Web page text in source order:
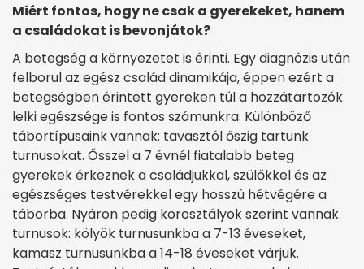
Miért fontos, hogy ne csak a gyerekeket, hanem
a családokat is bevonjátok?
A betegség a környezetet is érinti. Egy diagnózis után
felborul az egész család dinamikája, éppen ezért a
betegségben érintett gyereken túl a hozzátartozók
lelki egészsége is fontos számunkra. Különböző
tábortípusaink vannak: tavasztól őszig tartunk
turnusokat. Ősszel a 7 évnél fiatalabb beteg
gyerekek érkeznek a családjukkal, szülőkkel és az
egészséges testvérekkel egy hosszú hétvégére a
táborba. Nyáron pedig korosztályok szerint vannak
turnusok: kölyök turnusunkba a 7-13 éveseket,
kamasz turnusunkba a 14-18 éveseket várjuk.